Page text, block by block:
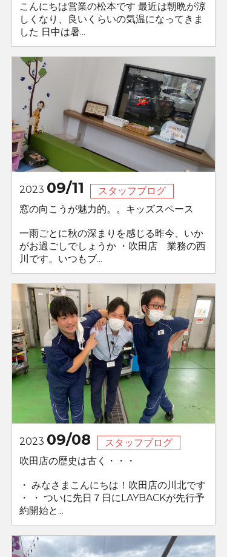
こんにちは営業の松本です 最近は朝晩が涼
しくなり、良いくらいの気温になってきま
した 日中は暑...
2023 09/11
スタッフブログ
窓の向こうが魅力的。。キッズスペース
一雨ごとに秋の深まりを感じる昨今、いか
がお過ごしでしょうか ・吹田店 業務の西
川です。いつもブ...
2023 09/08
スタッフブログ
吹田店の歴史は古く・・・
・ みなさまこんにちは！吹田店の川北です
・ ・ ついに先日７日にLAYBACKが先行予
約開始と...